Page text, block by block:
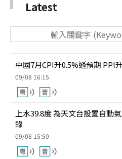
Latest
中國7月CPI升0.5%遜預期 PPI
09/08 16:15
上水39.8度 為天文台設置自動
錄
09/08 15:50